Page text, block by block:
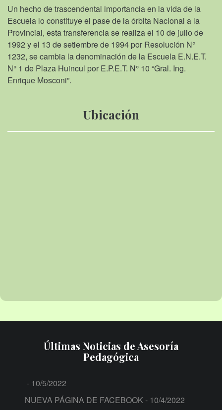
Un hecho de trascendental importancia en la vida de la
Escuela lo constituye el pase de la órbita Nacional a la
Provincial, esta transferencia se realiza el 10 de julio de
1992 y el 13 de setiembre de 1994 por Resolución N°
1232, se cambia la denominación de la Escuela E.N.E.T.
N° 1 de Plaza Huincul por E.P.E.T. N° 10 “Gral. Ing.
Enrique Mosconi”.
Ubicación
Últimas Noticias de Asesoría
Pedagógica
- 10/5/2022
NUEVA PÁGINA DE FACEBOOK - 10/4/2022